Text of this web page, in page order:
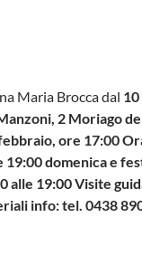
Maria Brocca dal
2 Moriago
ore 17:00
19:00 domenica e
alle 19:00 Visite
info: tel. 0438